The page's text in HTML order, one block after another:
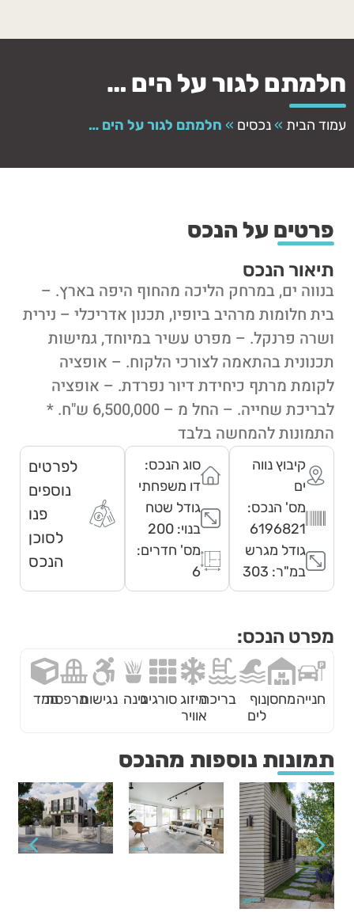
חלמתם לגור על הים …
עמוד הבית »נכסים » חלמתם לגור על הים …
פרטים על הנכס
תיאור הנכס
בנווה ים, במרחק הליכה מהחוף היפה בארץ. –
בית חלומות מרהיב ביופיו, תכנון אדריכלי – נירית
ושרה פרנקל. – מפרט עשיר במיוחד, גמישות
תכנונית בהתאמה לצורכי הלקוח. – אופציה
לקומת מרתף כיחידת דיור נפרדת. – אופציה
לבריכת שחייה. – החל מ – 6,500,000 ש"ח. *
התמונות להמחשה בלבד
קיבוץ נווה
ים
מס' הנכס:
6196821
גודל מגרש
במ"ר: 303
סוג הנכס:
דו משפחתי
גודל שטח
בנוי: 200
מס' חדרים:
6
לפרטים
נוספים
פנו
לסוכן
הנכס
מפרט הנכס:
חנייהמחסןנוף
לים
בריכהמיזוג
אוויר
סורגיםגינה נגישותמרפסתממד
תמונות נוספות מהנכס